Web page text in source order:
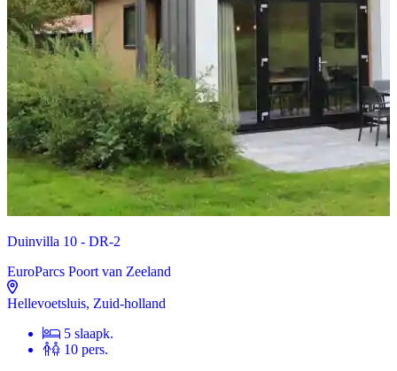
Duinvilla 10 - DR-2
EuroParcs Poort van Zeeland
Hellevoetsluis, Zuid-holland
5 slaapk.
10 pers.